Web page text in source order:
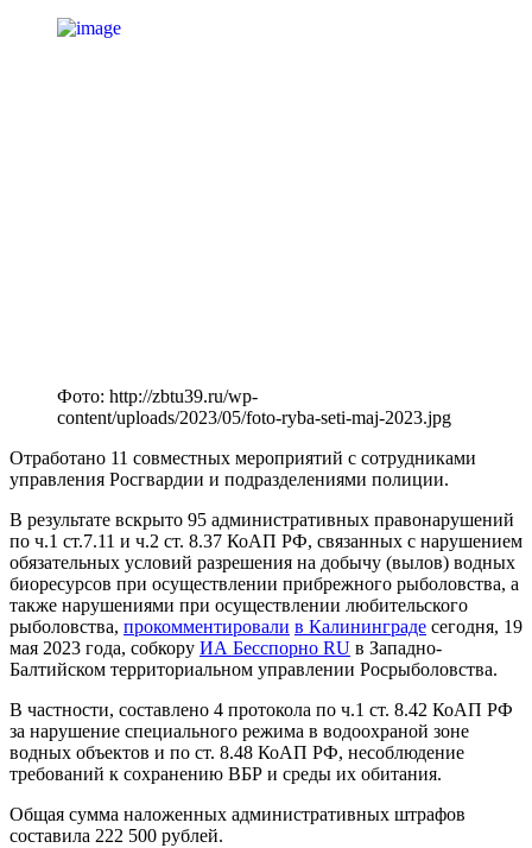
Фото: http://zbtu39.ru/wp-
content/uploads/2023/05/foto-ryba-seti-maj-2023.jpg
Отработано 11 совместных мероприятий с сотрудниками
управления Росгвардии и подразделениями полиции.
В результате вскрыто 95 административных правонарушений
по ч.1 ст.7.11 и ч.2 ст. 8.37 КоАП РФ, связанных с нарушением
обязательных условий разрешения на добычу (вылов) водных
биоресурсов при осуществлении прибрежного рыболовства, а
также нарушениями при осуществлении любительского
рыболовства, прокомментировали в Калининграде сегодня, 19
мая 2023 года, собкору ИА Бесспорно RU в Западно-
Балтийском территориальном управлении Росрыболовства.
В частности, составлено 4 протокола по ч.1 ст. 8.42 КоАП РФ
за нарушение специального режима в водоохраной зоне
водных объектов и по ст. 8.48 КоАП РФ, несоблюдение
требований к сохранению ВБР и среды их обитания.
Общая сумма наложенных административных штрафов
составила 222 500 рублей.